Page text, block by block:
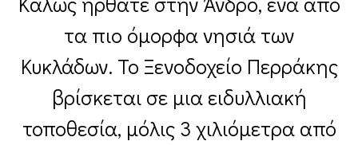
τα πιο όμορφα νησιά των
Κυκλάδων. Το Ξενοδοχείο Περράκης
βρίσκεται σε μια ειδυλλιακή
τοποθεσία, μόλις 3 χιλιόμετρα από